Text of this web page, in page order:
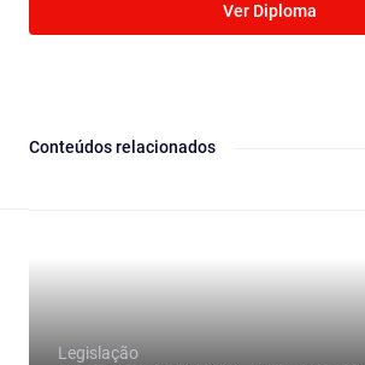
Ver Diploma
Conteúdos relacionados
Legislação